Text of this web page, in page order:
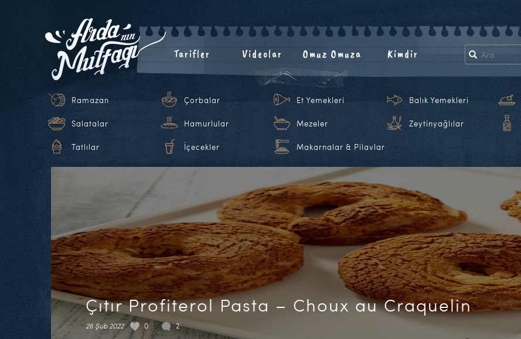
Tarifler Videolar Omuz Omuza Kimdir
Ramazan Çorbalar Et Yemekleri Balık Yemekleri
Salatalar Hamurlular Mezeler Zeytinyağlılar
Tatlılar İçecekler Makarnalar & Pilavlar
Çıtır Profiterol Pasta – Choux au Craquelin
26 Şub 2022 0 2